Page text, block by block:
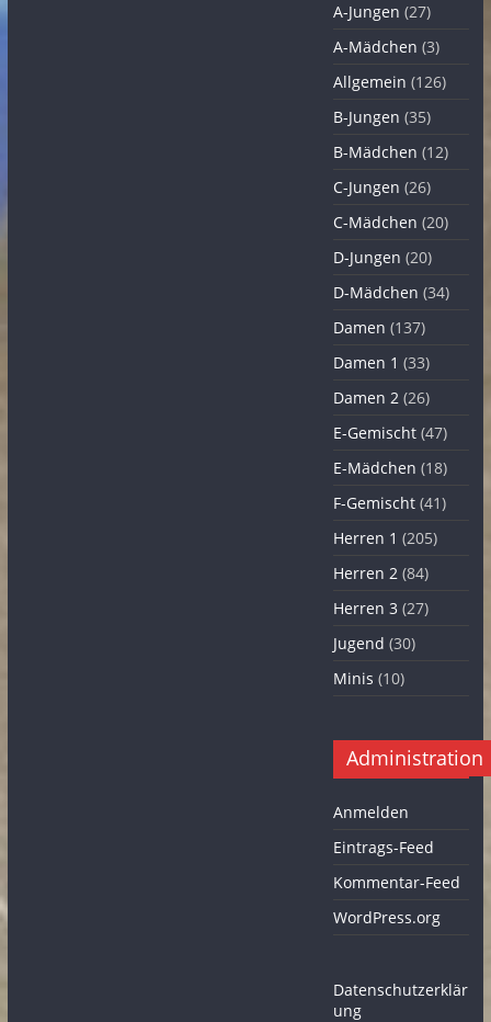
A-Jungen (27)
A-Mädchen (3)
Allgemein (126)
B-Jungen (35)
B-Mädchen (12)
C-Jungen (26)
C-Mädchen (20)
D-Jungen (20)
D-Mädchen (34)
Damen (137)
Damen 1 (33)
Damen 2 (26)
E-Gemischt (47)
E-Mädchen (18)
F-Gemischt (41)
Herren 1 (205)
Herren 2 (84)
Herren 3 (27)
Jugend (30)
Minis (10)
Administration
Anmelden
Eintrags-Feed
Kommentar-Feed
WordPress.org
Datenschutzerklär
ung